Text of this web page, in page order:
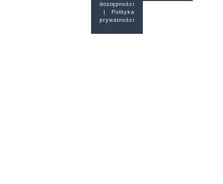
dostępności
|
Polityka
prywatności